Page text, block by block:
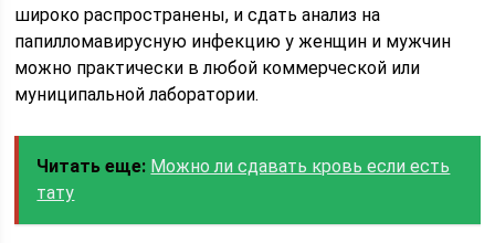
широко распространены, и сдать анализ на
папилломавирусную инфекцию у женщин и мужчин
можно практически в любой коммерческой или
муниципальной лаборатории.
Читать еще: Можно ли сдавать кровь если есть
тату